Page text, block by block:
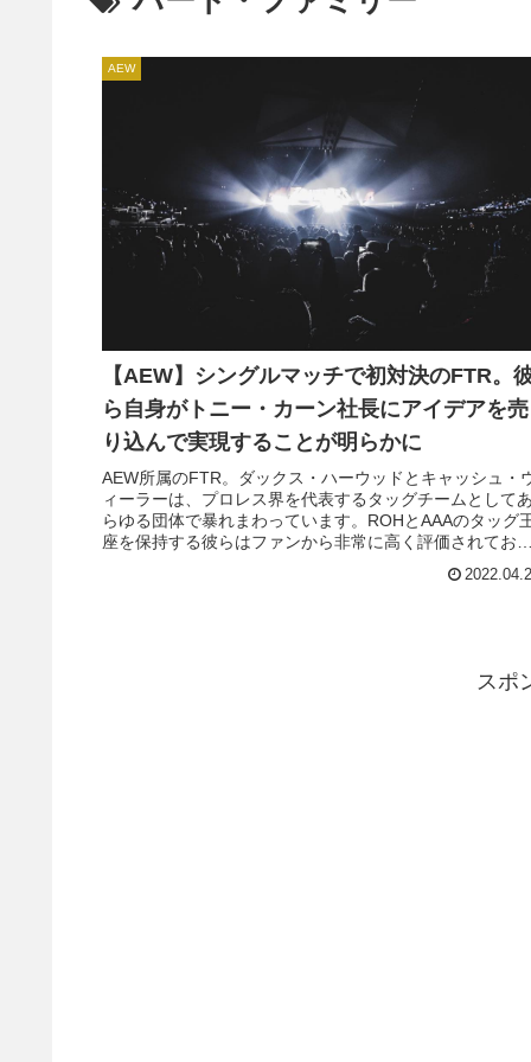
AEW
【AEW】シングルマッチで初対決のFTR。
ら自身がトニー・カーン社長にアイデアを売
り込んで実現することが明らかに
AEW所属のFTR。ダックス・ハーウッドとキャッシュ・
ィーラーは、プロレス界を代表するタッグチームとしてあ
らゆる団体で暴れまわっています。ROHとAAAのタッグ
座を保持する彼らはファンから非常に高く評価されてお
り、ROHの復活興行「Supercard of Honor」でのブリス
ズ戦はマッチ・オブ・ザ・イヤー候補級の試合でした。
スポ